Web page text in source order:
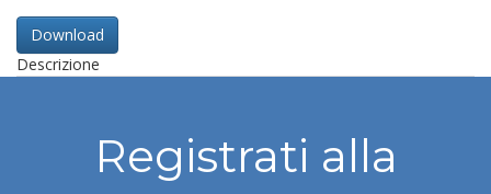
Download
Descrizione
Registrati alla